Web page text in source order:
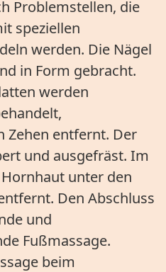
Problemstellen, die
speziellen
werden. Die Nägel
in Form gebracht.
werden
Zehen entfernt. Der
und ausgefräst. Im
unter den
Den Abschluss
und
Fußmassage.
beim